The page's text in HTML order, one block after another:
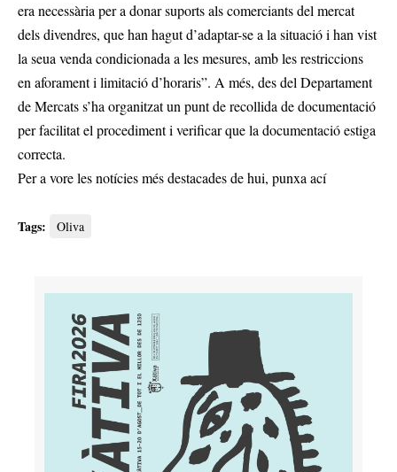
era necessària per a donar suports als comerciants del mercat
dels divendres, que han hagut d’adaptar-se a la situació i han vist
la seua venda condicionada a les mesures, amb les restriccions
en aforament i limitació d’horaris”. A més, des del Departament
de Mercats s’ha organitzat un punt de recollida de documentació
per facilitat el procediment i verificar que la documentació estiga
correcta.
Per a vore les notícies més destacades de hui, punxa ací
Tags: Oliva